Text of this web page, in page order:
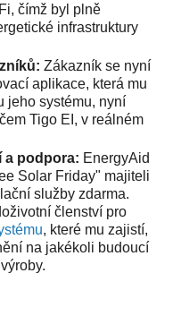
čímž byl plně
infrastruktury
Zákazník se nyní
aplikace, která mu
jeho systému, nyní
Tigo EI, v reálném
a podpora: EnergyAid
Solar Friday" majiteli
služby zdarma.
členství pro
, které mu zajistí,
na jakékoli budoucí